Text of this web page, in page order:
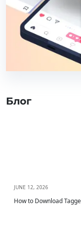
Блог
JUNE 12, 2026
How to Download